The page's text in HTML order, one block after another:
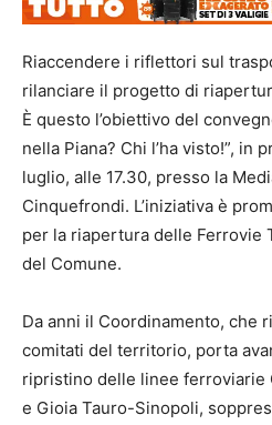
Riaccendere i riflettori sul
rilanciare il progetto di
È questo l’obiettivo del
nella Piana? Chi l’ha visto!”, in
luglio, alle 17.30, presso la
Cinquefrondi. L’iniziativa è
per la riapertura delle Ferrovie
del Comune.
Da anni il Coordinamento, che
comitati del territorio, porta
ripristino delle linee ferroviarie
e Gioia Tauro-Sinopoli,